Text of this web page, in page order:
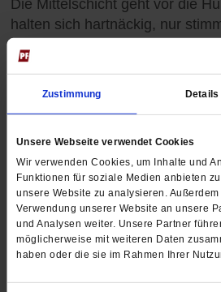
Zustimmung Details
Unsere Webseite verwendet Cookies
Wir verwenden Cookies, um Inhalte und
Funktionen für soziale Medien anbieten
unsere Website zu analysieren.
Verwendung unserer Website an unsere
und Analysen weiter. Unsere Partner
möglicherweise mit weiteren Daten
haben oder die sie im Rahmen Ihrer
Die Mittelschicht geht vor die
halten sich hartnäckig, nur
schon viel gewonnen, wenn wir
Probleme aufregten.
Georg Cremer